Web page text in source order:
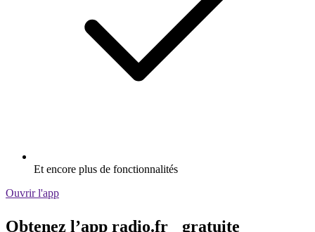
Et encore plus de fonctionnalités
Ouvrir l'app
Obtenez l’app radio.fr gratuite